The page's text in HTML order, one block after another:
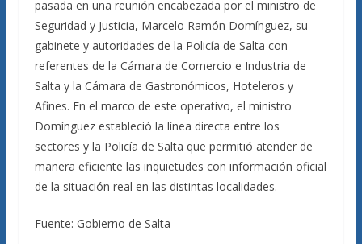
pasada en una reunión encabezada por el ministro de
Seguridad y Justicia, Marcelo Ramón Domínguez, su
gabinete y autoridades de la Policía de Salta con
referentes de la Cámara de Comercio e Industria de
Salta y la Cámara de Gastronómicos, Hoteleros y
Afines. En el marco de este operativo, el ministro
Domínguez estableció la línea directa entre los
sectores y la Policía de Salta que permitió atender de
manera eficiente las inquietudes con información oficial
de la situación real en las distintas localidades.
Fuente: Gobierno de Salta